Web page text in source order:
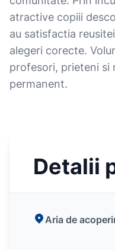
atractive copiii
au satisfactia
alegeri corecte.
profesori, prieteni si
permanent.
Detalii
Aria de